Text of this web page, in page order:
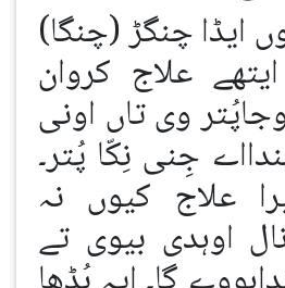
ایڈا چنگڑ (چنگا)
علاج کروان
وی تاں اونی
جِنی نِکّا پُتر۔
علاج کیوں نہ
اوہدی بیوی تے